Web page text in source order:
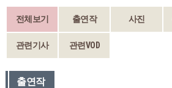
전체보기 출연작 사진
관련기사 관련VOD
출연작